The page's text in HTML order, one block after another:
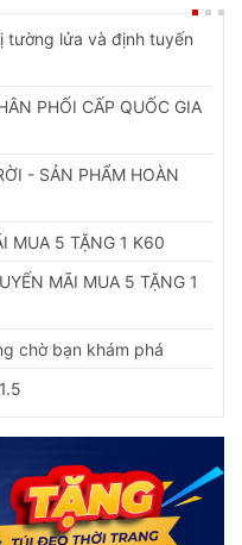
PHỐI CẤP QUỐC GIA
- SẢN PHẨM HOÀN
MUA 5 TẶNG 1 K60
MÃI MUA 5 TẶNG 1
chờ bạn khám phá